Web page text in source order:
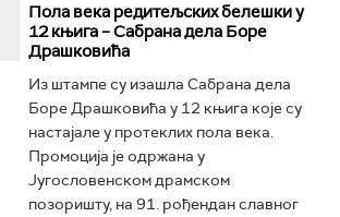
Пола века редитељских белешки у
12 књига – Сабрана дела Боре
Драшковића
Из штампе су изашла Сабрана дела
Боре Драшковића у 12 књига које су
настајале у протеклих пола века.
Промоција је одржана у
Југословенском драмском
позоришту, на 91. рођендан славног